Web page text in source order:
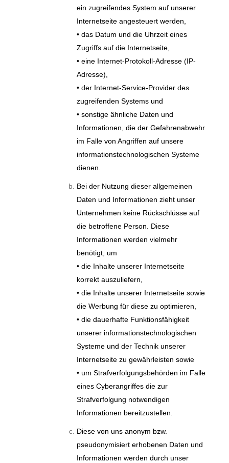
ein zugreifendes System auf unserer
Internetseite angesteuert werden,
• das Datum und die Uhrzeit eines
Zugriffs auf die Internetseite,
• eine Internet-Protokoll-Adresse (IP-
Adresse),
• der Internet-Service-Provider des
zugreifenden Systems und
• sonstige ähnliche Daten und
Informationen, die der Gefahrenabwehr
im Falle von Angriffen auf unsere
informationstechnologischen Systeme
dienen.
Bei der Nutzung dieser allgemeinen
Daten und Informationen zieht unser
Unternehmen keine Rückschlüsse auf
die betroffene Person. Diese
Informationen werden vielmehr
benötigt, um
• die Inhalte unserer Internetseite
korrekt auszuliefern,
• die Inhalte unserer Internetseite sowie
die Werbung für diese zu optimieren,
• die dauerhafte Funktionsfähigkeit
unserer informationstechnologischen
Systeme und der Technik unserer
Internetseite zu gewährleisten sowie
• um Strafverfolgungsbehörden im Falle
eines Cyberangriffes die zur
Strafverfolgung notwendigen
Informationen bereitzustellen.
Diese von uns anonym bzw.
pseudonymisiert erhobenen Daten und
Informationen werden durch unser